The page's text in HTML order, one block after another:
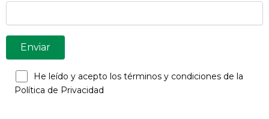
He leído y acepto los términos y condiciones de la
Política de Privacidad